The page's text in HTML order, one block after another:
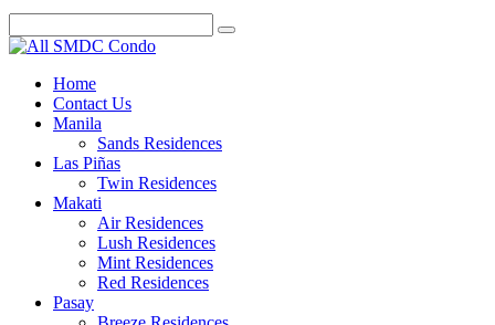
Home
Contact Us
Manila
Sands Residences
Las Piñas
Twin Residences
Makati
Air Residences
Lush Residences
Mint Residences
Red Residences
Pasay